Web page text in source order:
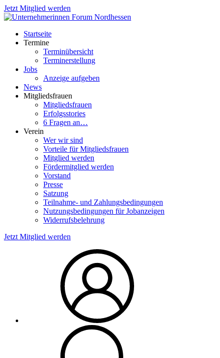
Jetzt Mitglied werden
Startseite
Termine
Terminübersicht
Terminerstellung
Jobs
Anzeige aufgeben
News
Mitgliedsfrauen
Mitgliedsfrauen
Erfolgsstories
6 Fragen an…
Verein
Wer wir sind
Vorteile für Mitgliedsfrauen
Mitglied werden
Fördermitglied werden
Vorstand
Presse
Satzung
Teilnahme- und Zahlungsbedingungen
Nutzungsbedingungen für Jobanzeigen
Widerrufsbelehrung
Jetzt Mitglied werden